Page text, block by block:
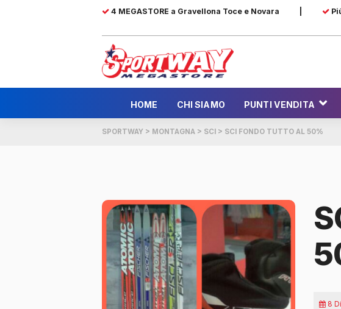
4 MEGASTORE a Gravellona Toce e Novara
HOME CHI SIAMO PUNTI VENDITA
SPORTWAY > MONTAGNA > SCI > SCI FONDO TUTTO AL 50%
8